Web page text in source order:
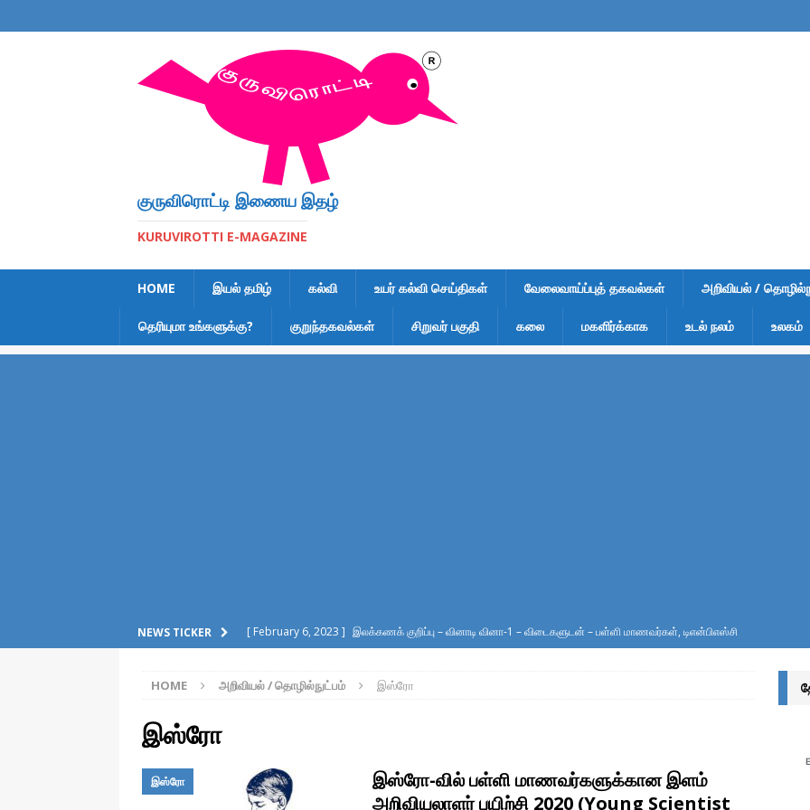
குருவிரொட்டி இணைய இதழ்
KURUVIROTTI E-MAGAZINE
HOME இயல் தமிழ் கல்வி உயர் கல்வி செய்திகள் வேலைவாய்ப்புத் தகவல்கள் அறிவியல் /
தெரியுமா உங்களுக்கு? குறுந்தகவல்கள் சிறுவர் பகுதி கலை மகளிர்க்காக உடல் நலம் உலகம்
NEWS TICKER [ February 6, 2023 ] இலக்கணக் குறிப்பு – வினாடி வினா-1 – விடைகளுடன் – பள்ளி மாணவர்கள், டிஎன்பிஎஸ்சி
[ December 29, 2022 ]
நொறுக்குத் தீனி பொட்டலங்களில் அடைக்கப்பட்டிருக்கும் வாயு எது? ஏன்?
இலக்கணம்
HOME அறிவியல் / தொழில்நுட்பம் இஸ்ரோ
இஸ்ரோ
இஸ்ரோ
இஸ்ரோ-வில் பள்ளி மாணவர்களுக்கான இளம்
அறிவியலாளர் பயிற்சி 2020 (Young Scientist